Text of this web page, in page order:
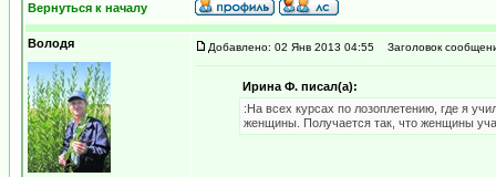
Вернуться к началу
Володя Добавлено: 02 Янв 2013 04:55 Заголовок
Ирина Ф. писал(а):
:На всех курсах по лозоплетению, где я
женщины. Получается так, что женщины